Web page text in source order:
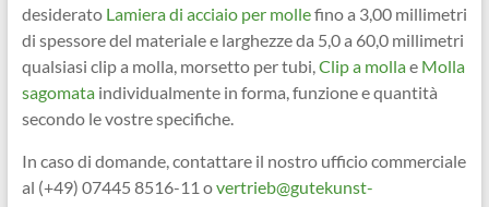
desideratoLamiera di acciaio per mollefino a 3,00 millimetri
di spessore del materiale e larghezze da 5,0 a 60,0 millimetri
qualsiasi clip a molla, morsetto per tubi,Clip a mollaeMolla
sagomataindividualmente in forma, funzione e quantità
secondo le vostre specifiche.
In caso di domande, contattare il nostro ufficio commerciale
al (+49) 07445 8516-11 overtrieb@gutekunst-